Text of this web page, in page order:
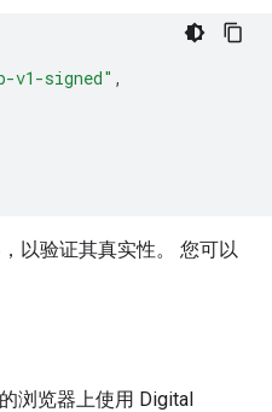
v1-signed" ,
以验证其真实性。 您可以
浏览器上使用 Digital